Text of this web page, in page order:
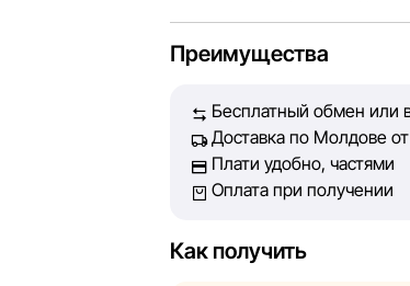
Каждый день мы работаем
Наша цель — обеспечить
принять лучшее решение о
Однако, несмотря на
технических ошибок или
Преимущества
Бесплатный обмен или
Доставка по Молдове от
Плати удобно, частями
Оплата при получении
Как получить